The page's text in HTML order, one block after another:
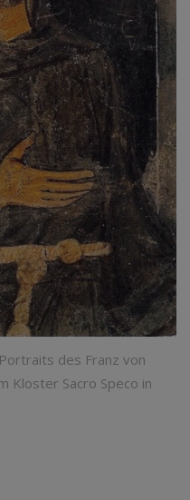
des Franz von
Kloster Sacro Speco in